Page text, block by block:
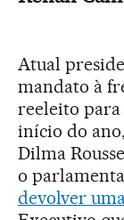
Atual
mandato à
reeleito para
início do
Dilma
o
devolver